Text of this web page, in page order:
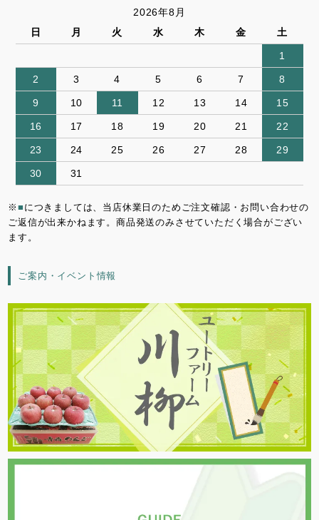
2026年8月
日
月 火 水 木 金 土
1
2 3 4 5 6 7 8
9 10 11 12 13 14 15
16 17 18 19 20 21 22
23 24 25 26 27 28 29
30 31
※■ につきましては、当店休業日のためご注文確認・お問い合わせの
ご返信が出来かねます。商品発送のみさせていただく場合がござい
ます。
ご案内・イベント情報